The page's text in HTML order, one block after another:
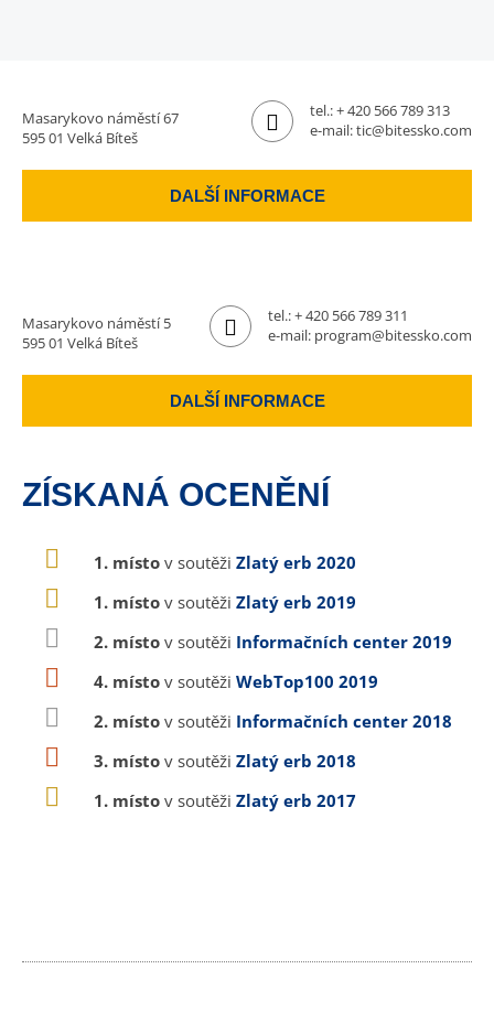
Masarykovo náměstí 67
595 01 Velká Bíteš
tel.:+ 420 566 789 313
e-mail:tic@bitessko.com
DALŠÍ INFORMACE
Masarykovo náměstí 5
595 01 Velká Bíteš
tel.:+ 420 566 789 311
e-mail: program@bitessko.com
DALŠÍ INFORMACE
ZÍSKANÁ OCENĚNÍ
1. místo v soutěži Zlatý erb 2020
1. místo v soutěži Zlatý erb 2019
2. místo v soutěži Informačních center 2019
4. místo v soutěži WebTop100 2019
2. místo v soutěži Informačních center 2018
3. místo v soutěži Zlatý erb 2018
1. místo v soutěži Zlatý erb 2017